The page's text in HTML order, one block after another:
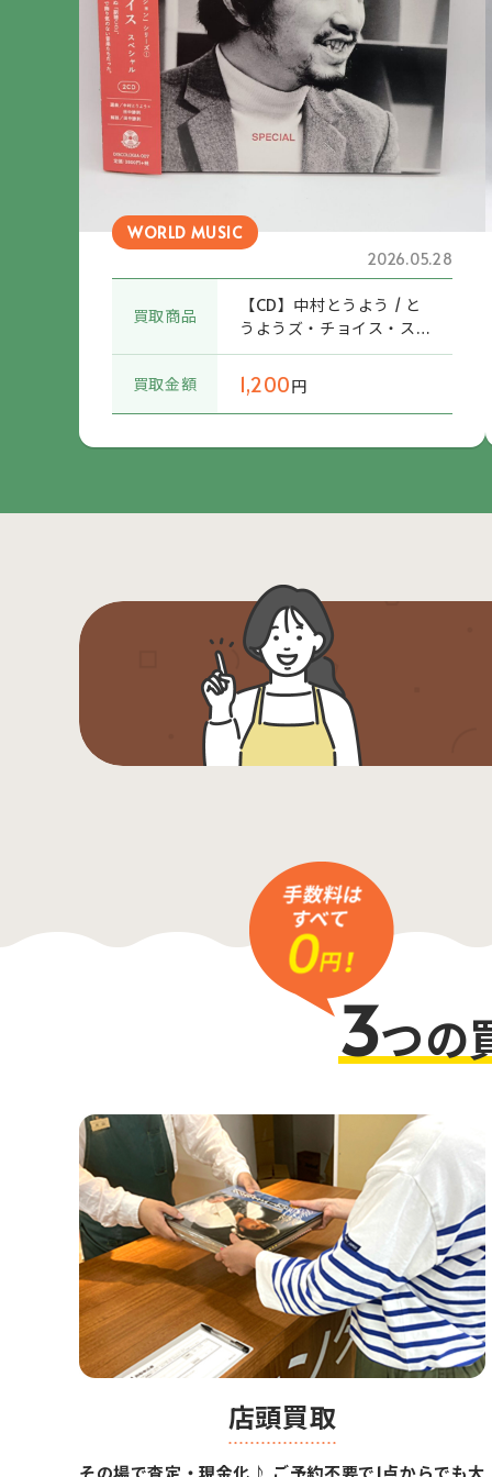
WORLD MUSIC
2026.05.28
買取商品
【CD】中村とうよう / と
うようズ・チョイス・ス
ペシャル (DISCOLOGIA-
007) 帯付
買取金額 1,200円
3つの
店頭買取
その場で査定・現金化♪ ご予約不要で1点からでも大